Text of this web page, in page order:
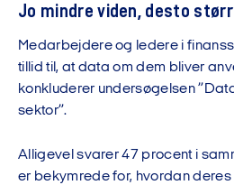
Jo mindre viden, desto
Medarbejdere og ledere i
tillid til, at data om dem bliver
konkluderer undersøgelsen
sektor”.
Alligevel svarer 47 procent i
er bekymrede for, hvordan